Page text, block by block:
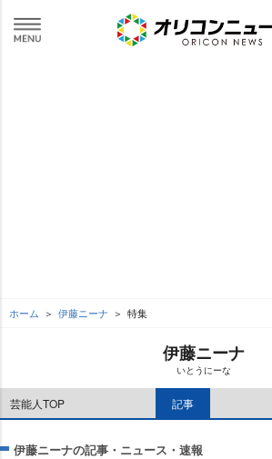
ホーム 伊藤ニーナ 特集
伊藤ニーナ
いとうにーな
芸能人TOP 記事
伊藤ニーナの記事・ニュース・速報